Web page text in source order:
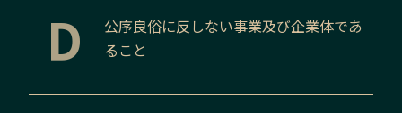
D
公序良俗に反しない事業及び企業体であ
ること